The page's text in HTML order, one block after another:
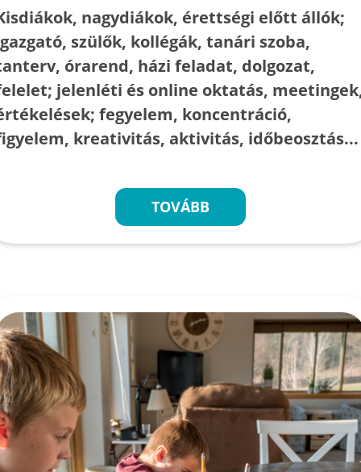
nagydiákok, érettségi előtt állók;
szülők, kollégák, tanári szoba,
órarend, házi feladat, dolgozat,
jelenléti és online oktatás,
fegyelem, koncentráció,
kreativitás, aktivitás, időbeosztás...
TOVÁBB